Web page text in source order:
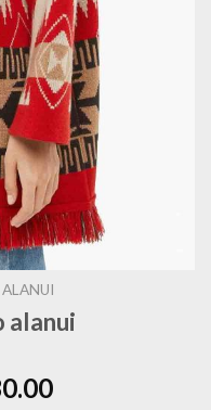
alanui